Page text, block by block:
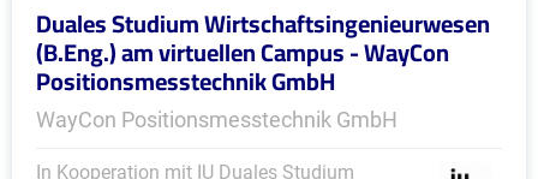
Duales Studium Wirtschaftsingenieurwesen
(B.Eng.) am virtuellen Campus - WayCon
Positionsmesstechnik GmbH
WayCon Positionsmesstechnik GmbH
In Kooperation mit IU Duales Studium